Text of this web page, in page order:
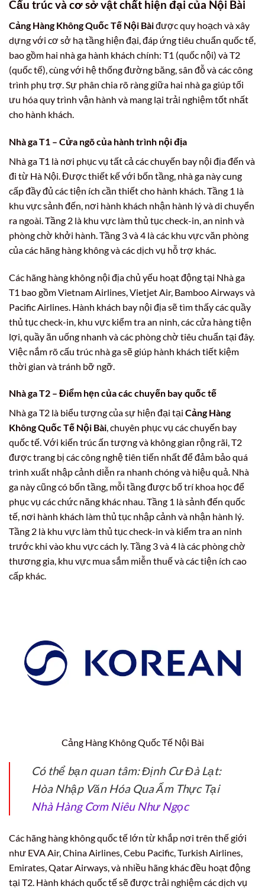
Cấu trúc và cơ sở vật chất hiện đại của Nội Bài
Cảng Hàng Không Quốc Tế Nội Bàiđược quy hoạch và xây
dựng với cơ sở hạ tầng hiện đại, đáp ứng tiêu chuẩn quốc tế,
bao gồm hai nhà ga hành khách chính: T1 (quốc nội) và T2
(quốc tế), cùng với hệ thống đường băng, sân đỗ và các công
trình phụ trợ. Sự phân chia rõ ràng giữa hai nhà ga giúp tối
ưu hóa quy trình vận hành và mang lại trải nghiệm tốt nhất
cho hành khách.
Nhà ga T1 – Cửa ngõ của hành trình nội địa
Nhà ga T1 là nơi phục vụ tất cả các chuyến bay nội địa đến và
đi từ Hà Nội. Được thiết kế với bốn tầng, nhà ga này cung
cấp đầy đủ các tiện ích cần thiết cho hành khách. Tầng 1 là
khu vực sảnh đến, nơi hành khách nhận hành lý và di chuyển
ra ngoài. Tầng 2 là khu vực làm thủ tục check-in, an ninh và
phòng chờ khởi hành. Tầng 3 và 4 là các khu vực văn phòng
của các hãng hàng không và các dịch vụ hỗ trợ khác.
Các hãng hàng không nội địa chủ yếu hoạt động tại Nhà ga
T1 bao gồm Vietnam Airlines, Vietjet Air, Bamboo Airways và
Pacific Airlines. Hành khách bay nội địa sẽ tìm thấy các quầy
thủ tục check-in, khu vực kiểm tra an ninh, các cửa hàng tiện
lợi, quầy ăn uống nhanh và các phòng chờ tiêu chuẩn tại đây.
Việc nắm rõ cấu trúc nhà ga sẽ giúp hành khách tiết kiệm
thời gian và tránh bỡ ngỡ.
Nhà ga T2 – Điểm hẹn của các chuyến bay quốc tế
Nhà ga T2 là biểu tượng của sự hiện đại tại Cảng Hàng
Không Quốc Tế Nội Bài, chuyên phục vụ các chuyến bay
quốc tế. Với kiến trúc ấn tượng và không gian rộng rãi, T2
được trang bị các công nghệ tiên tiến nhất để đảm bảo quá
trình xuất nhập cảnh diễn ra nhanh chóng và hiệu quả. Nhà
ga này cũng có bốn tầng, mỗi tầng được bố trí khoa học để
phục vụ các chức năng khác nhau. Tầng 1 là sảnh đến quốc
tế, nơi hành khách làm thủ tục nhập cảnh và nhận hành lý.
Tầng 2 là khu vực làm thủ tục check-in và kiểm tra an ninh
trước khi vào khu vực cách ly. Tầng 3 và 4 là các phòng chờ
thương gia, khu vực mua sắm miễn thuế và các tiện ích cao
cấp khác.
Cảng Hàng Không Quốc Tế Nội Bài
Có thể bạn quan tâm: Định Cư Đà Lạt:
Hòa Nhập Văn Hóa Qua Ẩm Thực Tại
Nhà Hàng Cơm Niêu Như Ngọc
Các hãng hàng không quốc tế lớn từ khắp nơi trên thế giới
như EVA Air, China Airlines, Cebu Pacific, Turkish Airlines,
Emirates, Qatar Airways, và nhiều hãng khác đều hoạt động
tại T2. Hành khách quốc tế sẽ được trải nghiệm các dịch vụ